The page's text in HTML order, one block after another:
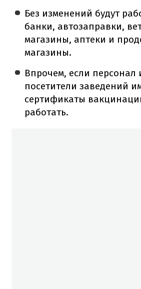
Без изменений будут
банки, автозаправки,
магазины, аптеки и
магазины.
Впрочем, если персонал
посетители заведений
сертификаты
работать.